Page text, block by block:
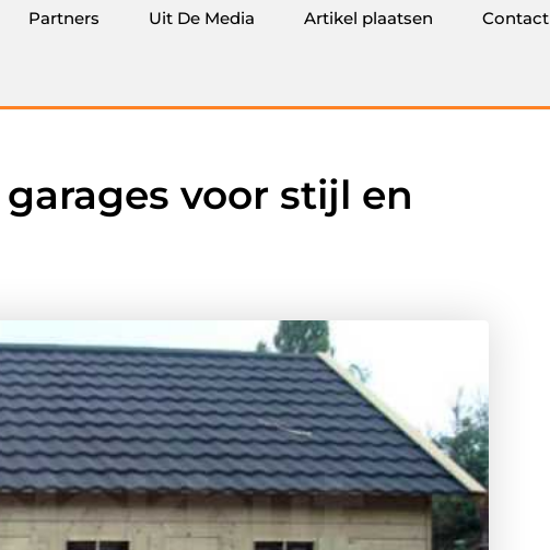
Partners Uit De Media Artikel plaatsen Contact
voor stijl en